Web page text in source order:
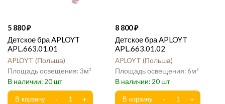
5 880
Детское бра APLOYT
APL.663.01.01
APLOYT Польша
3
20
8 800
Детское бра APLOYT
APL.663.01.02
APLOYT Польша
6
20